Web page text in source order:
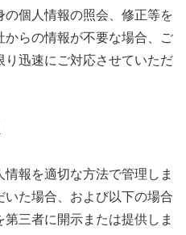
個人情報の照会、修正等を
らの情報が不要な場合、ご
迅速にご対応させていただ
報を適切な方法で管理しま
た場合、および以下の場合
三者に開示または提供しま